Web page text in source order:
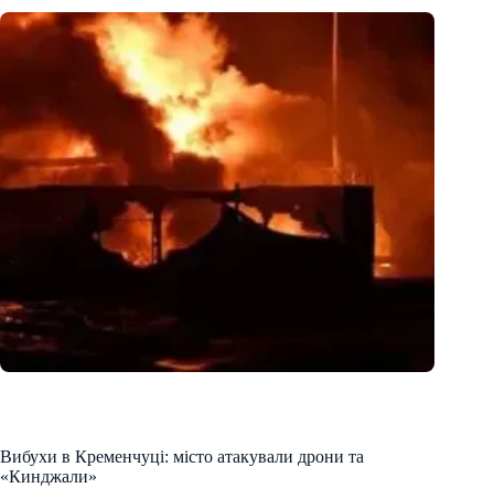
Вибухи в Кременчуці: місто атакували дрони та
«Кинджали»